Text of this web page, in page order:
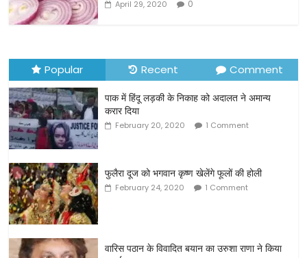
April 29, 2020 0
Popular Recent Comment
पाक में हिंदू लड़की के निकाह को अदालत ने अमान्य
करार दिया
February 20, 2020 1 Comment
फुलैरा दूज को भगवान कृष्ण खेलेंगे फूलों की होली
February 24, 2020 1 Comment
वारिस पठान के विवादित बयान का उरुशा राणा ने किया